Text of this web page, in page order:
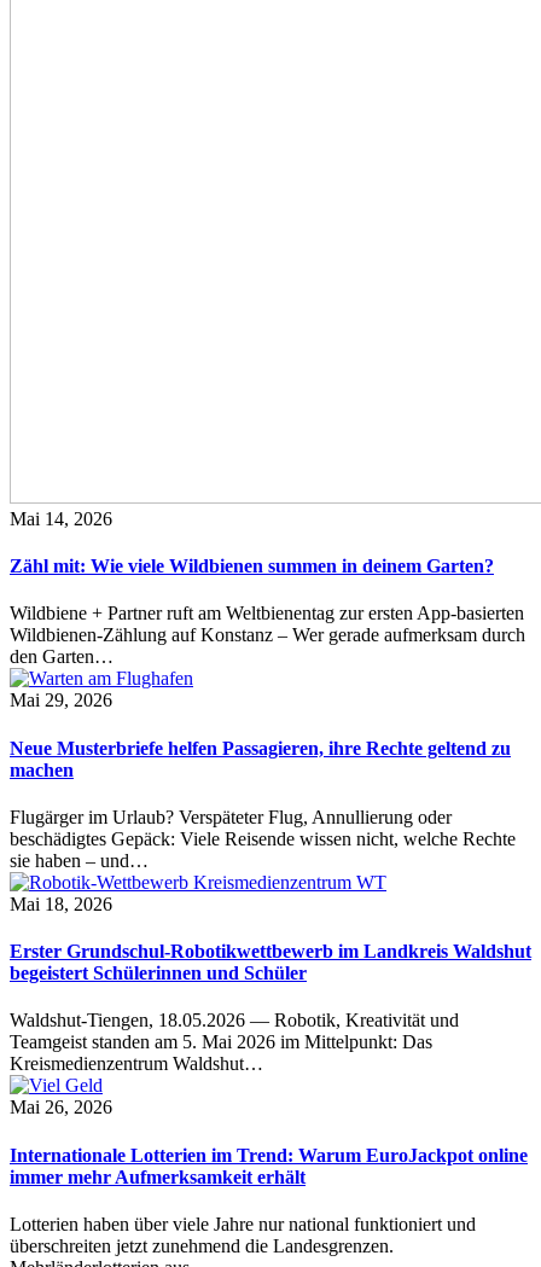
Mai 14, 2026
Zähl mit: Wie viele Wildbienen summen in deinem Garten?
Wildbiene + Partner ruft am Weltbienentag zur ersten App-basierten
Wildbienen-Zählung auf Konstanz – Wer gerade aufmerksam durch
den Garten…
Mai 29, 2026
Neue Musterbriefe helfen Passagieren, ihre Rechte geltend zu
machen
Flugärger im Urlaub? Verspäteter Flug, Annullierung oder
beschädigtes Gepäck: Viele Reisende wissen nicht, welche Rechte
sie haben – und…
Mai 18, 2026
Erster Grundschul-Robotikwettbewerb im Landkreis Waldshut
begeistert Schülerinnen und Schüler
Waldshut-Tiengen, 18.05.2026 — Robotik, Kreativität und
Teamgeist standen am 5. Mai 2026 im Mittelpunkt: Das
Kreismedienzentrum Waldshut…
Mai 26, 2026
Internationale Lotterien im Trend: Warum EuroJackpot online
immer mehr Aufmerksamkeit erhält
Lotterien haben über viele Jahre nur national funktioniert und
überschreiten jetzt zunehmend die Landesgrenzen.